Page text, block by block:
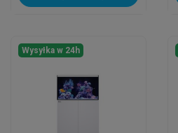
Wysyłka w 24h